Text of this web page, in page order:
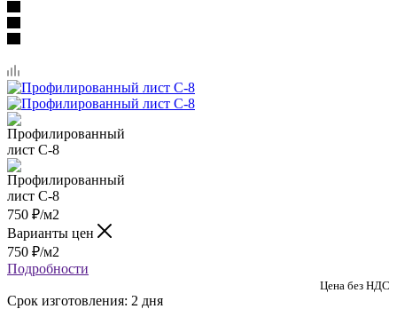
750 ₽/м2
Варианты цен
750 ₽/м2
Подробности
Цена без НДС
Срок изготовления: 2 дня